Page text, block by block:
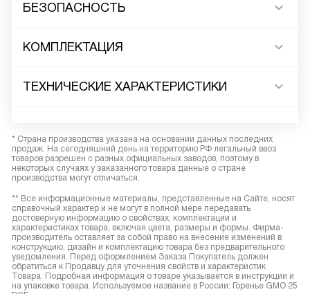
БЕЗОПАСНОСТЬ
КОМПЛЕКТАЦИЯ
ТЕХНИЧЕСКИЕ ХАРАКТЕРИСТИКИ
* Страна производства указана на основании данных последних
продаж. На сегодняшний день на территорию РФ легальный ввоз
товаров разрешен с разных официальных заводов, поэтому в
некоторых случаях у заказанного товара данные о стране
производства могут отличаться.
** Все информационные материалы, представленные на Сайте, носят
справочный характер и не могут в полной мере передавать
достоверную информацию о свойствах, комплектации и
характеристиках товара, включая цвета, размеры и формы. Фирма-
производитель оставляет за собой право на внесение изменений в
конструкцию, дизайн и комплектацию товара без предварительного
уведомления. Перед оформлением Заказа Покупатель должен
обратиться к Продавцу для уточнения свойств и характеристик
Товара. Подробная информация о товаре указывается в инструкции и
на упаковке товара. Используемое название в России: Горенье GMO 25